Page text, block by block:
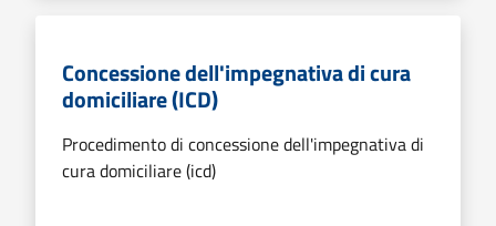
Concessione dell'impegnativa di cura
domiciliare (ICD)
Procedimento di concessione dell'impegnativa di
cura domiciliare (icd)